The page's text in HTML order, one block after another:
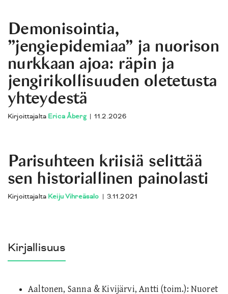
Demonisointia,
”jengiepidemiaa” ja nuorison
nurkkaan ajoa: räpin ja
jengirikollisuuden oletetusta
yhteydestä
Kirjoittajalta Erica Åberg | 11.2.2026
Parisuhteen kriisiä selittää
sen historiallinen painolasti
Kirjoittajalta Keiju Vihreäsalo | 3.11.2021
Kirjallisuus
Aaltonen, Sanna & Kivijärvi, Antti (toim.): Nuoret